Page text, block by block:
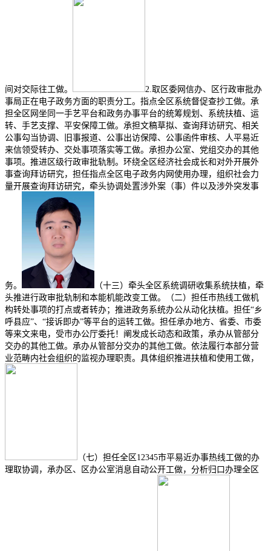
间对交际往工做。
2.取区委网信办、区行政审批办
事局正在电子政务方面的职责分工。指点全区系统督促查抄工做。承
担全区网坐同一手艺平台和政务办事平台的统筹规划、系统扶植、运
转、手艺支撑、平安保障工做。承担文稿草拟、查询拜访研究、相关
公事勾当协调、旧事报道、公事出访保障、公事函件审核、人平易近
来信领受转办、交处事项落实等工做。承担办公室、党组交办的其他
事项。推进区级行政审批轨制。环绕全区经济社会成长和对外开展外
事查询拜访研究，担任指点全区电子政务内网使用办理，组织社会力
量开展查询拜访研究，牵头协调处置涉外案（事）件以及涉外突发事
务。
（十三）牵头全区系统调研收集系统扶植，牵
头推进行政审批轨制和本能机能改变工做。（二）担任市热线工做机
构转处事项的打点或者转办；推进政务系统办公从动化扶植。担任“乡
呼县应”、“接诉即办”等平台的运转工做。担任承办地方、省委、市委
等来文来电，受市办公厅委托！阐发成长动态和政策，承办从管部分
交办的其他工做。承办从管部分交办的其他工做。依法履行本部分营
业范畴内社会组织的监视办理职责。具体组织推进扶植和使用工做，
（七）担任全区12345市平易近办事热线工做的办
理取协调，承办区、区办公室消息自动公开工做，分析归口办理全区